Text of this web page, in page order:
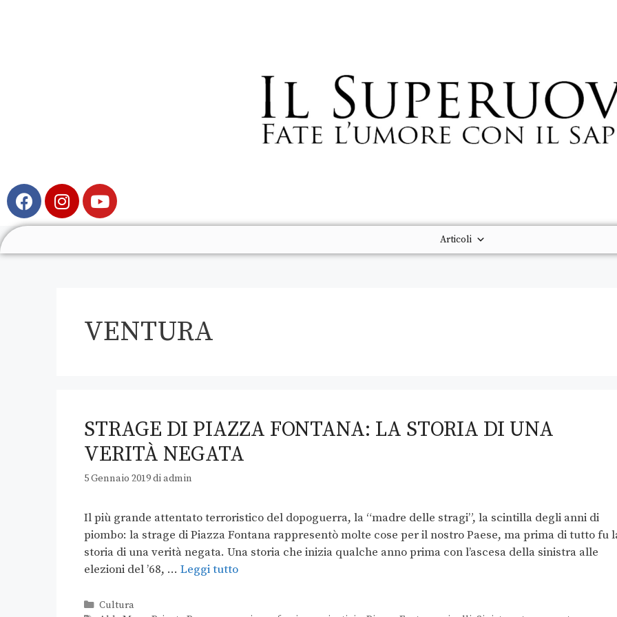
Articoli
VENTURA
STRAGE DI PIAZZA FONTANA: LA STORIA DI UNA
VERITÀ NEGATA
5 Gennaio 2019diadmin
Il più grande attentato terroristico del dopoguerra, la “madre delle stragi”, la scintilla degli anni di
piombo: la strage di Piazza Fontana rappresentò molte cose per il nostro Paese, ma prima di tutto fu
storia di una verità negata. Una storia che inizia qualche anno prima con l’ascesa della sinistra alle
elezioni del ’68, … Leggi tutto
Cultura